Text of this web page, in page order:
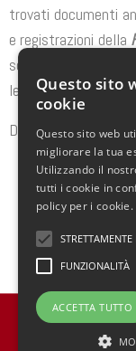
trovati documenti
e registrazioni della
sono diventate
legami con la
Durata: 60 minuti
Copyright 2022 © all
Questo sito
cookie
Questo sito web
migliorare la tua
Utilizzando il
tutti i cookie in
policy per i cookie.
STRETTAMENTE
FUNZIONALITÀ
ACCETTA TUTTO